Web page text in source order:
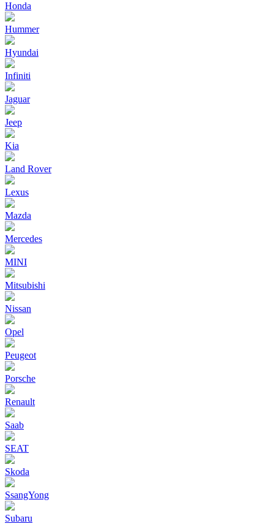
Honda
Hummer
Hyundai
Infiniti
Jaguar
Jeep
Kia
Land Rover
Lexus
Mazda
Mercedes
MINI
Mitsubishi
Nissan
Opel
Peugeot
Porsche
Renault
Saab
SEAT
Skoda
SsangYong
Subaru